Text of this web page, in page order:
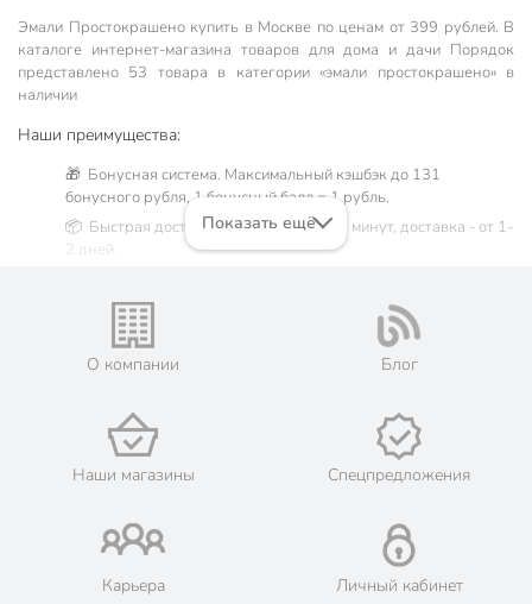
Эмали Простокрашено купить в Москве по ценам от 399 рублей. В
каталоге интернет-магазина товаров для дома и дачи Порядок
представлено 53 товара в категории «эмали простокрашено» в
наличии
Наши преимущества:
🎁 Бонусная система. Максимальный кэшбэк до 131
бонусного рубля, 1 бонусный балл = 1 рубль.
📦 Быстрая доставка. Самовывоз от 60 минут, доставка - от 1-
2 дней.
Жители Московской области могут сделать заказ и оплатить
его онлайн на официальном сайте сети магазинов Порядок.
💳 Оплата: онлайн на сайте интернет-гипермаркета или
🛍 Скидки, акции, распродажи каждый день!
📜 Только оригинальная продукция. Интернет-гипермаркет
Порядок - официальный представитель ведущих мировых
марок.
Показать ещё
О компании Блог
Наши магазины Спецпредложения
Карьера Личный кабинет